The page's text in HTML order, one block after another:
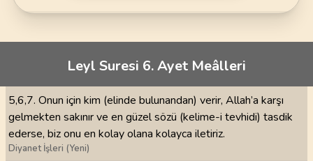
Leyl Suresi 6. Ayet Meâlleri
5,6,7. Onun için kim (elinde bulunandan) verir, Allah’a karşı
gelmekten sakınır ve en güzel sözü (kelime-i tevhidi) tasdik
ederse, biz onu en kolay olana kolayca iletiriz.
Diyanet İşleri (Yeni)